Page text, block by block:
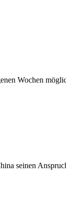
Wochen
seinen